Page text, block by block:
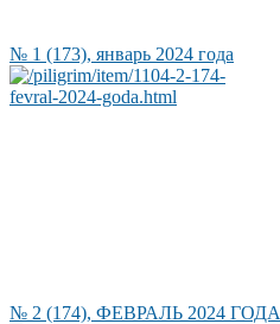
№ 1 (173), январь 2024 года
№ 2 (174), ФЕВРАЛЬ 2024 ГОДА